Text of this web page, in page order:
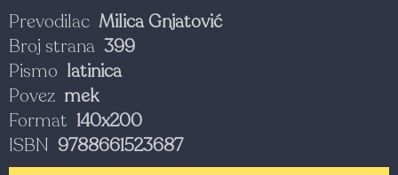
Prevodilac Milica Gnjatović
Broj strana 399
Pismo latinica
Povez mek
Format 140x200
ISBN 9788661523687